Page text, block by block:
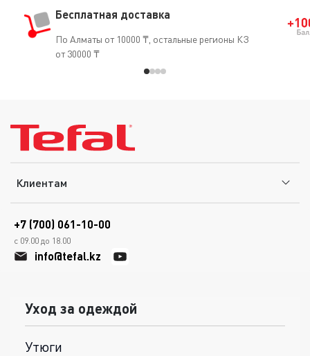
Бесплатная доставка
По Алматы от 10000 ₸, остальные регионы КЗ
от 30000 ₸
Клиентам
+7 (700) 061-10-00
с 09.00 до 18.00
info@tefal.kz
Уход за одеждой
Утюги